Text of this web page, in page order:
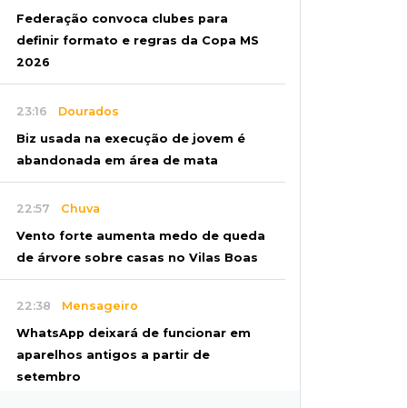
Federação convoca clubes para
definir formato e regras da Copa MS
2026
23:16 Dourados
Biz usada na execução de jovem é
abandonada em área de mata
22:57 Chuva
Vento forte aumenta medo de queda
de árvore sobre casas no Vilas Boas
22:38 Mensageiro
WhatsApp deixará de funcionar em
aparelhos antigos a partir de
setembro